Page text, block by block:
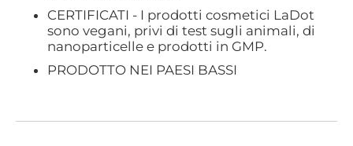
CERTIFICATI - I prodotti cosmetici LaDot
sono vegani, privi di test sugli animali, di
nanoparticelle e prodotti in GMP.
PRODOTTO NEI PAESI BASSI